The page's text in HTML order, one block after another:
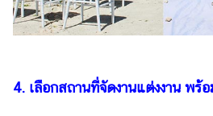
4. เลือกสถานที่จัดงานแต่งงาน พร้